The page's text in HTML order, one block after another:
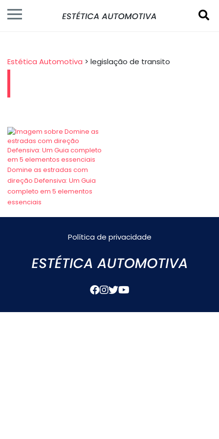
Estética Automotiva > legislação de transito
Domine as estradas com
direção Defensiva: Um Guia
completo em 5 elementos
essenciais
Política de privacidade